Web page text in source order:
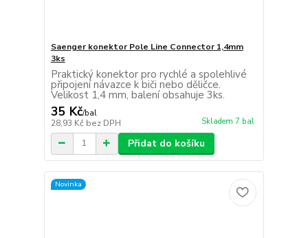
Saenger konektor Pole Line Connector 1,4mm
3ks
Praktický konektor pro rychlé a spolehlivé
připojení návazce k biči nebo děličce.
Velikost 1,4 mm, balení obsahuje 3ks.
35 Kč/bal
28,93 Kč bez DPH Skladem 7 bal
Přidat do košíku
Novinka